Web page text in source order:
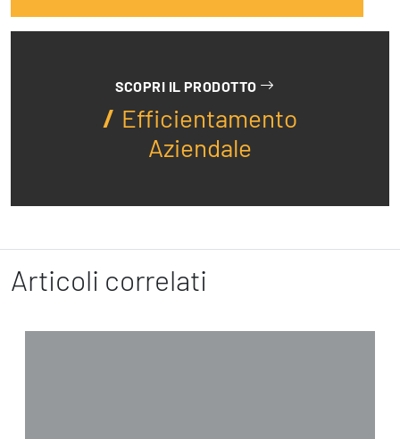
SCOPRI IL PRODOTTO
Efficientamento
Aziendale
Articoli correlati